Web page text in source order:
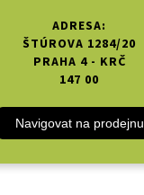
ADRESA:
ŠTÚROVA 1284/20
PRAHA 4 - KRČ
147 00
Navigovat na prodejnu